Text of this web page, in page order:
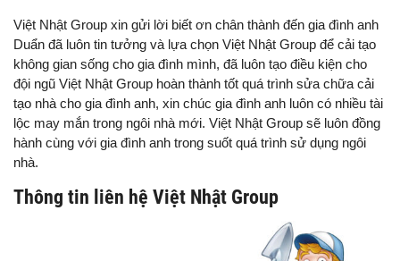
Việt Nhật Group xin gửi lời biết ơn chân thành đến gia đình anh
Duẩn đã luôn tin tưởng và lựa chọn Việt Nhật Group để cải tạo
không gian sống cho gia đình mình, đã luôn tạo điều kiện cho
đội ngũ Việt Nhật Group hoàn thành tốt quá trình sửa chữa cải
tạo nhà cho gia đình anh, xin chúc gia đình anh luôn có nhiều tài
lộc may mắn trong ngôi nhà mới. Việt Nhật Group sẽ luôn đồng
hành cùng với gia đình anh trong suốt quá trình sử dụng ngôi
nhà.
Thông tin liên hệ Việt Nhật Group